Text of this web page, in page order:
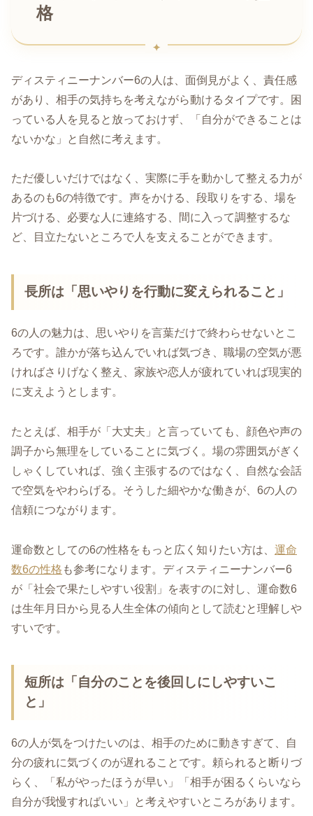
格
ディスティニーナンバー6の人は、面倒見がよく、責任感
があり、相手の気持ちを考えながら動けるタイプです。困
っている人を見ると放っておけず、「自分ができることは
ないかな」と自然に考えます。
ただ優しいだけではなく、実際に手を動かして整える力が
あるのも6の特徴です。声をかける、段取りをする、場を
片づける、必要な人に連絡する、間に入って調整するな
ど、目立たないところで人を支えることができます。
長所は「思いやりを行動に変えられること」
6の人の魅力は、思いやりを言葉だけで終わらせないとこ
ろです。誰かが落ち込んでいれば気づき、職場の空気が悪
ければさりげなく整え、家族や恋人が疲れていれば現実的
に支えようとします。
たとえば、相手が「大丈夫」と言っていても、顔色や声の
調子から無理をしていることに気づく。場の雰囲気がぎく
しゃくしていれば、強く主張するのではなく、自然な会話
で空気をやわらげる。そうした細やかな働きが、6の人の
信頼につながります。
運命数としての6の性格をもっと広く知りたい方は、 運命
数6の性格 も参考になります。ディスティニーナンバー6
が「社会で果たしやすい役割」を表すのに対し、運命数6
は生年月日から見る人生全体の傾向として読むと理解しや
すいです。
短所は「自分のことを後回しにしやすいこ
と」
6の人が気をつけたいのは、相手のために動きすぎて、自
分の疲れに気づくのが遅れることです。頼られると断りづ
らく、「私がやったほうが早い」「相手が困るくらいなら
自分が我慢すればいい」と考えやすいところがあります。